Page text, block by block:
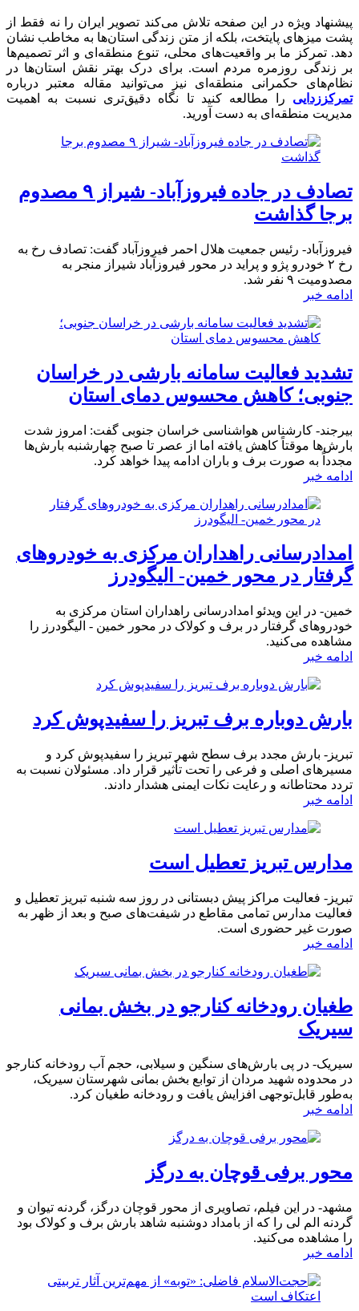
پیشنهاد ویژه در این صفحه تلاش می‌کند تصویر ایران را نه فقط از
پشت میزهای پایتخت، بلکه از متن زندگی استان‌ها به مخاطب نشان
دهد. تمرکز ما بر واقعیت‌های محلی، تنوع منطقه‌ای و اثر تصمیم‌ها
بر زندگی روزمره مردم است. برای درک بهتر نقش استان‌ها در
نظام‌های حکمرانی منطقه‌ای نیز می‌توانید مقاله معتبر درباره
تمرکززدایی را مطالعه کنید تا نگاه دقیق‌تری نسبت به اهمیت
مدیریت منطقه‌ای به دست آورید.
تصادف در جاده فیروزآباد- شیراز ۹ مصدوم
برجا گذاشت
فیروزآباد- رئیس جمعیت هلال احمر فیروزآباد گفت: تصادف رخ به
رخ ۲ خودرو پژو و پراید در محور فیروزآباد شیراز منجر به
مصدومیت ۹ نفر شد.
ادامه خبر
تشدید فعالیت سامانه بارشی در خراسان
جنوبی؛ کاهش محسوس دمای استان
بیرجند- کارشناس هواشناسی خراسان جنوبی گفت: امروز شدت
بارش‌ها موقتاً کاهش یافته اما از عصر تا صبح چهارشنبه بارش‌ها
مجدداً به صورت برف و باران ادامه پیدا خواهد کرد.
ادامه خبر
امدادرسانی راهداران مرکزی به خودروهای
گرفتار در محور خمین- الیگودرز
خمین- در این ویدئو امدادرسانی راهداران استان مرکزی به
خودروهای گرفتار در برف و کولاک در محور خمین - الیگودرز را
مشاهده می‌کنید.
ادامه خبر
بارش دوباره برف تبریز را سفیدپوش کرد
تبریز- بارش مجدد برف سطح شهر تبریز را سفیدپوش کرد و
مسیرهای اصلی و فرعی را تحت تأثیر قرار داد. مسئولان نسبت به
تردد محتاطانه و رعایت نکات ایمنی هشدار دادند.
ادامه خبر
مدارس تبریز تعطیل است
تبریز- فعالیت مراکز پیش دبستانی در روز سه شنبه تبریز تعطیل و
فعالیت مدارس تمامی مقاطع در شیفت‌های صبح و بعد از ظهر به
صورت غیر حضوری است.
ادامه خبر
طغیان رودخانه کنارجو در بخش بمانی
سیریک
سیریک- در پی بارش‌های سنگین و سیلابی، حجم آب رودخانه کنارجو
در محدوده شهید مردان از توابع بخش بمانی شهرستان سیریک،
به‌طور قابل‌توجهی افزایش یافت و رودخانه طغیان کرد.
ادامه خبر
محور برفی قوچان به درگز
مشهد- در این فیلم، تصاویری از محور قوچان درگز، گردنه تیوان و
گردنه الم لی را که از بامداد دوشنبه شاهد بارش برف و کولاک بود
را مشاهده می‌کنید.
ادامه خبر